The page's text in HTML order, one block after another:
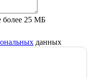
более 25 МБ
данных